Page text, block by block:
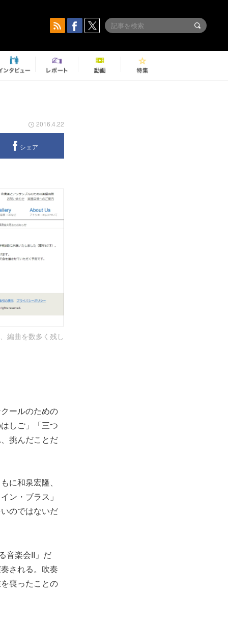
2016.4.22
シェア
編曲を数多く残し
ールのための
しご」「三つ
挑んだことだ
に和泉宏隆、
ン・ブラス」
のではないだ
音楽会II」だ
される。吹奏
喪ったことの